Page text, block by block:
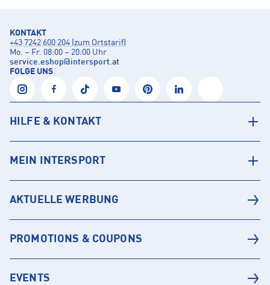
KONTAKT
+43 7242 600 204 (zum Ortstarif)
Mo. – Fr. 08:00 – 20:00 Uhr
service.eshop@intersport.at
FOLGE UNS
HILFE & KONTAKT
MEIN INTERSPORT
AKTUELLE WERBUNG
PROMOTIONS & COUPONS
EVENTS